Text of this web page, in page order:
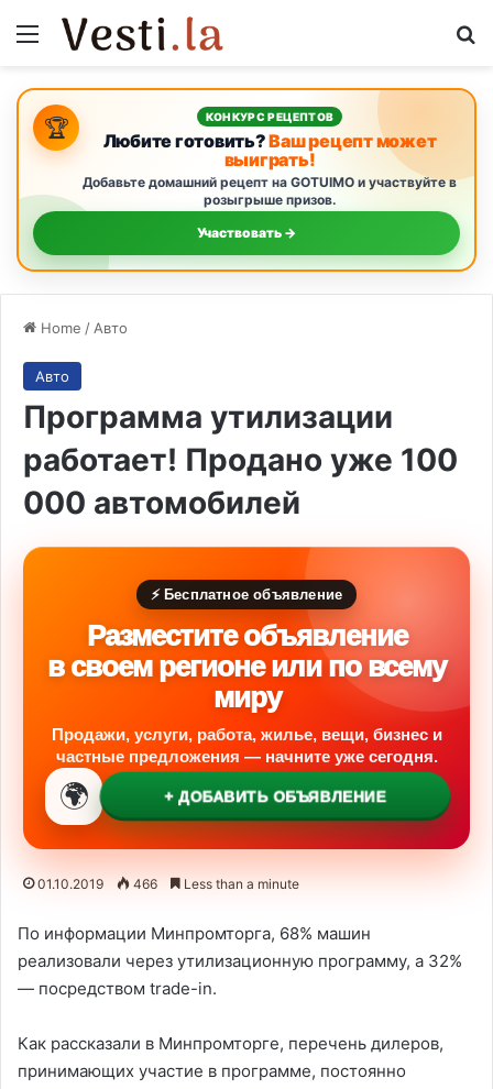
Menu
🏆 КОНКУРС РЕЦЕПТОВ
Любите готовить?Ваш рецепт может
выиграть!
Добавьте домашний рецепт на GOTUIMO и участвуйте в
розыгрыше призов.
Участвовать →
Home / Авто
Авто
Программа утилизации
работает! Продано уже 100
000 автомобилей
⚡ Бесплатное объявление
Разместите объявление
в своем регионе или по всему
миру
Продажи, услуги, работа, жилье, вещи, бизнес и
частные предложения — начните уже сегодня.
🌍 + ДОБАВИТЬ ОБЪЯВЛЕНИЕ
01.10.2019 466 Less than a minute
По информации Минпромторга, 68% машин
реализовали через утилизационную программу, а 32%
— посредством trade-in.
Как рассказали в Минпромторге, перечень дилеров,
принимающих участие в программе, постоянно